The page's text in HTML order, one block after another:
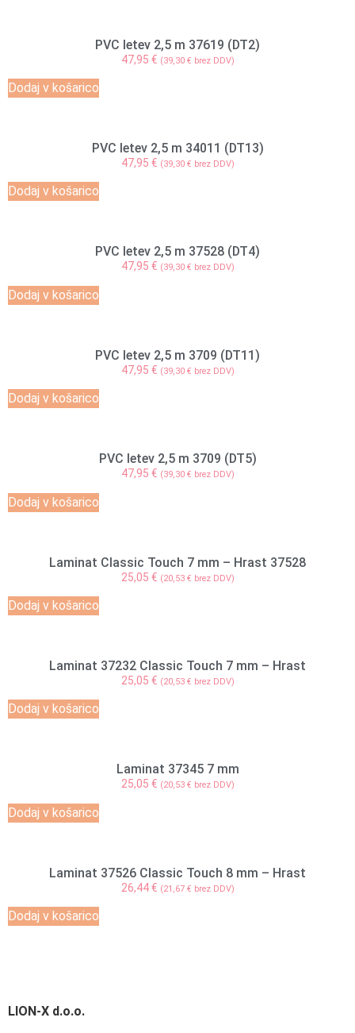
PVC letev 2,5 m 37619 (DT2)
47,95 € (39,30 € brez DDV)
Dodaj v košarico
PVC letev 2,5 m 34011 (DT13)
47,95 € (39,30 € brez DDV)
Dodaj v košarico
PVC letev 2,5 m 37528 (DT4)
47,95 € (39,30 € brez DDV)
Dodaj v košarico
PVC letev 2,5 m 3709 (DT11)
47,95 € (39,30 € brez DDV)
Dodaj v košarico
PVC letev 2,5 m 3709 (DT5)
47,95 € (39,30 € brez DDV)
Dodaj v košarico
Laminat Classic Touch 7 mm – Hrast 37528
25,05 € (20,53 € brez DDV)
Dodaj v košarico
Laminat 37232 Classic Touch 7 mm – Hrast
25,05 € (20,53 € brez DDV)
Dodaj v košarico
Laminat 37345 7 mm
25,05 € (20,53 € brez DDV)
Dodaj v košarico
Laminat 37526 Classic Touch 8 mm – Hrast
26,44€ (21,67 € brez DDV)
Dodaj v košarico
LION-X d.o.o.